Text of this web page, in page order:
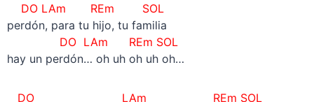
DO LAm REm SOL
perdón, para tu hijo, tu familia
DO LAm REm SOL
hay un perdón… oh uh oh uh oh…
DO LAm REm SOL